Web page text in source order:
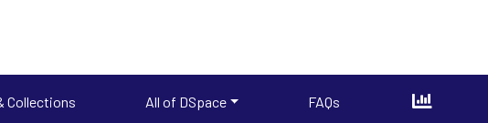
Collections All of DSpace FAQs